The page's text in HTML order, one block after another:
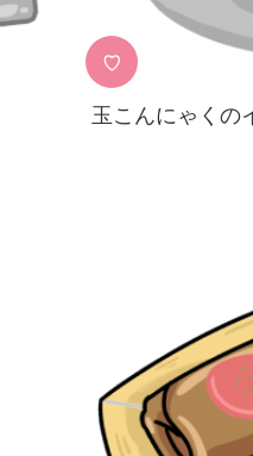
♡
玉こんにゃくの